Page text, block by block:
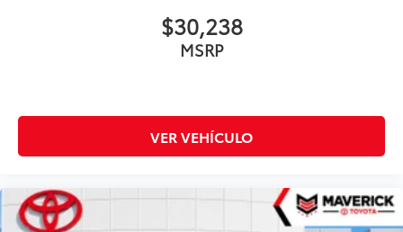
$30,238
MSRP
VER VEHÍCULO